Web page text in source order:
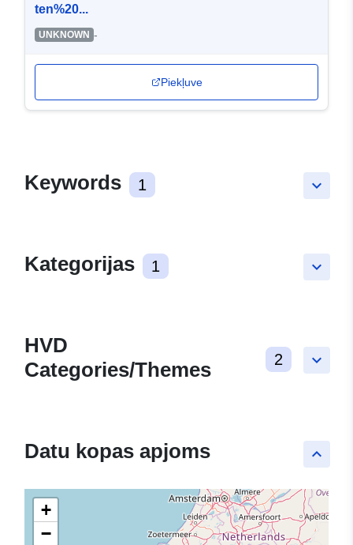
ten%20...
UNKNOWN -
Piekļuve
keyboard_arrow_down
Keywords 1
keyboard_arrow_down
Kategorijas 1
keyboard_arrow_down
HVD
Categories/Themes
2
keyboard_arrow_up
Datu kopas apjoms
+
−